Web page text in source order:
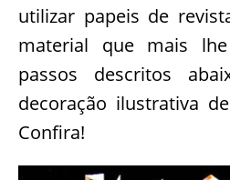
utilizar papeis de
material que mais
passos descritos
decoração ilustrativa
Confira!